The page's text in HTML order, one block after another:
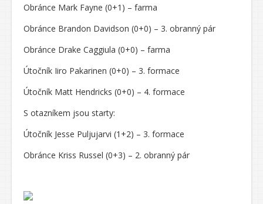
Obránce Mark Fayne (0+1) – farma
Obránce Brandon Davidson (0+0) – 3. obranný pár
Obránce Drake Caggiula (0+0) – farma
Útočník Iiro Pakarinen (0+0) – 3. formace
Útočník Matt Hendricks (0+0) – 4. formace
S otazníkem jsou starty:
Útočník Jesse Puljujarvi (1+2) – 3. formace
Obránce Kriss Russel (0+3) – 2. obranný pár